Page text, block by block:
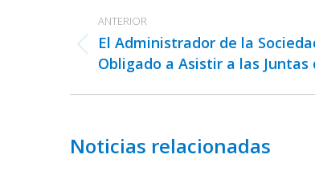
entre
publicaciones
ANTERIOR
Publicación
anterior:
El Administrador de la
Obligado a Asistir a las Juntas
Noticias relacionadas